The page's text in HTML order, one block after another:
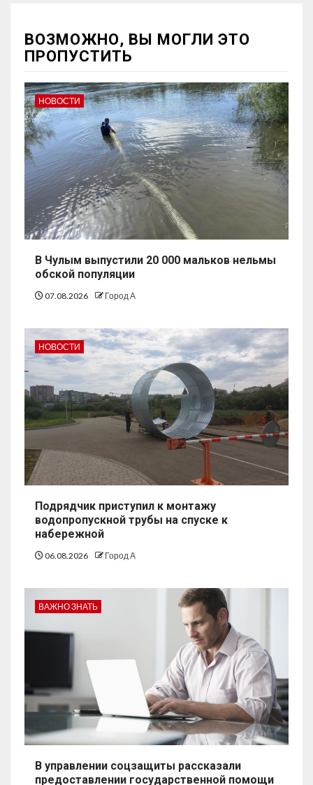
ВОЗМОЖНО, ВЫ МОГЛИ ЭТО
ПРОПУСТИТЬ
НОВОСТИ
В Чулым выпустили 20 000 мальков нельмы
обской популяции
07.08.2026 Город А
НОВОСТИ
Подрядчик приступил к монтажу
водопропускной трубы на спуске к
набережной
06.08.2026 Город А
ВАЖНО ЗНАТЬ
В управлении соцзащиты рассказали
предоставлении государственной помощи